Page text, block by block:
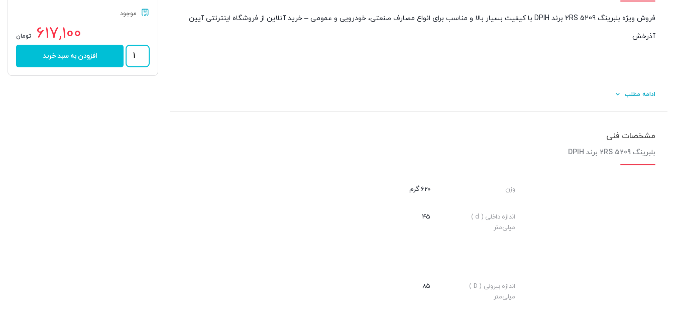
موجود
617,100 تومان
بلبرینگ
5209
2RS
افزودن به سبد خرید
فروش ویژه بلبرینگ 5209 2RS برند DPIH با کیفیت بسیار بالا و مناسب برای انواع مصارف صنعتی، خودرویی و عمومی – خرید آنلاین از فروشگاه اینترنتی آیین
آذرخش
ادامه مطلب
مشخصات فنی
بلبرینگ 5209 2RS برند DPIH
وزن 620 گرم
اندازه داخلی ( d )
میلی‌متر
45
اندازه بیرونی ( D )
میلی‌متر
85